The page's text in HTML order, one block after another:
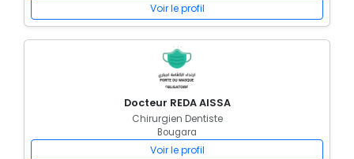
Voir le profil
Docteur REDA AISSA
Chirurgien Dentiste
Bougara
Voir le profil